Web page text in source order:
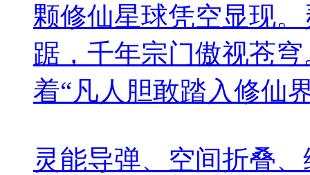
颗修仙星球凭空显现
踞，千年宗门傲视苍
着“凡人胆敢踏入修仙
灵能导弹、空间折叠